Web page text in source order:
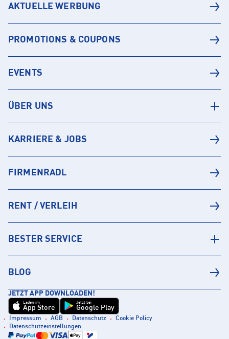
AKTUELLE WERBUNG
PROMOTIONS & COUPONS
EVENTS
ÜBER UNS
KARRIERE & JOBS
FIRMENRADL
RENT / VERLEIH
BESTER SERVICE
BLOG
JETZT APP DOWNLOADEN!
Laden im
App Store
Jetzt bei
Google Play
Impressum AGB Datenschutz
Cookie Policy
Datenschutzeinstellungen